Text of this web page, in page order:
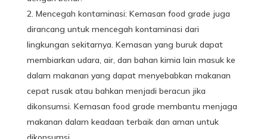
Mencegah kontaminasi: Kemasan food grade juga
dirancang untuk mencegah kontaminasi dari
lingkungan sekitarnya. Kemasan yang buruk dapat
membiarkan udara, air, dan bahan kimia lain masuk ke
dalam makanan yang dapat menyebabkan makanan
cepat rusak atau bahkan menjadi beracun jika
dikonsumsi. Kemasan food grade membantu menjaga
makanan dalam keadaan terbaik dan aman untuk